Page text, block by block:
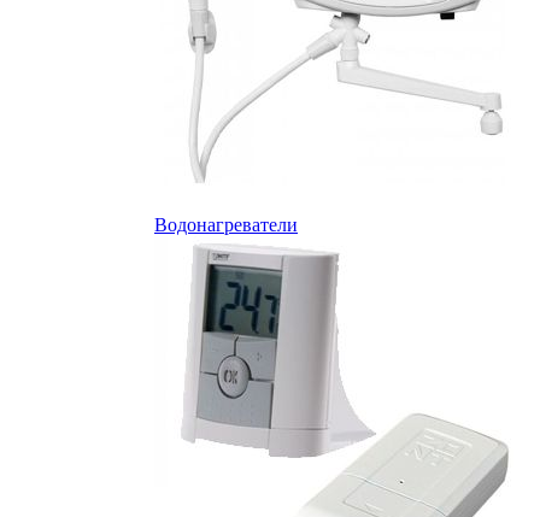
Водонагреватели